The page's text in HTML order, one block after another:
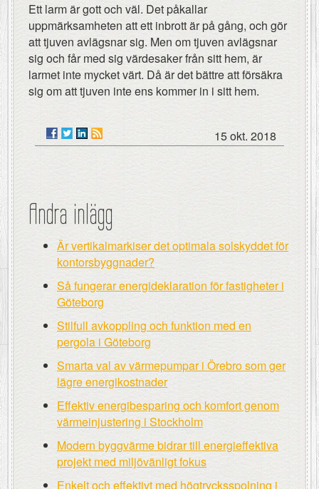
Ett larm är gott och väl. Det påkallar
uppmärksamheten att ett inbrott är på gång, och gör
att tjuven avlägsnar sig. Men om tjuven avlägsnar
sig och får med sig värdesaker från sitt hem, är
larmet inte mycket värt. Då är det bättre att försäkra
sig om att tjuven inte ens kommer in i sitt hem.
15 okt. 2018
Andra inlägg
Är vertikalmarkiser det optimala solskyddet för
kontorsbyggnader?
Så fungerar energideklaration för fastigheter i
Göteborg
Stilfull avkoppling och funktion med en
pergola i Göteborg
Smarta val av värmepumpar i Örebro som ger
lägre energikostnader
Effektiv energibesparing och komfort genom
värmeinjustering i Stockholm
Modern byggvärme bidrar till energieffektiva
projekt med miljövänligt fokus
Enkelt och effektivt med högtrycksspolning i